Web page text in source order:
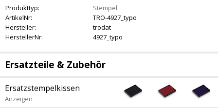
Produkttyp:
Stempel
ArtikelNr:
TRO-4927_typo
Hersteller:
trodat
HerstellerNr:
4927_typo
Ersatzteile & Zubehör
Ersatzstempelkissen
Anzeigen